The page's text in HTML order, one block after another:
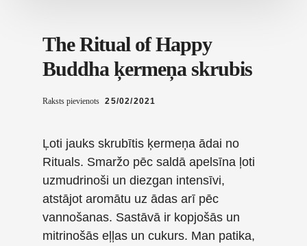
The Ritual of Happy
Buddha ķermeņa skrubis
Raksts pievienots 25/02/2021
Ļoti jauks skrubītis ķermeņa ādai no
Rituals. Smaržo pēc saldā apelsīna ļoti
uzmudrinoši un diezgan intensīvi,
atstājot aromātu uz ādas arī pēc
vannošanas. Sastāvā ir kopjošās un
mitrinošās eļļas un cukurs. Man patika,